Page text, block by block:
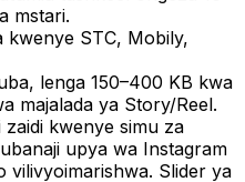
mstari.
kwenye STC, Mobily,
lenga 150–400 KB kwa
majalada ya Story/Reel.
kwenye simu za
upya wa Instagram
vilivyoimarishwa. Slider ya